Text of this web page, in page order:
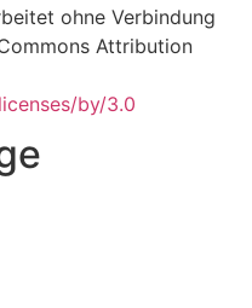
ohne Verbindung
Attribution
by/3.0